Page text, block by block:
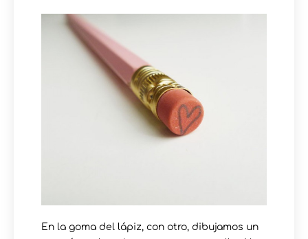
En la goma del lápiz, con otro, dibujamos un